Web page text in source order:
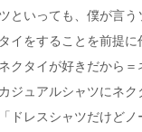
といっても、僕が言
をすることを前提
タイが好きだから
ジュアルシャツにネ
ドレスシャツだけど